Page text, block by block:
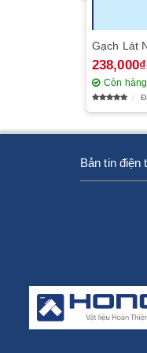
Gạch Lát
238,000₫
Còn hàng
Bản tin điện